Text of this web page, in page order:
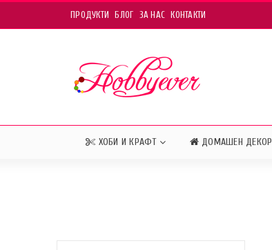
ПРОДУКТИ БЛОГ ЗА НАС КОНТАКТИ
ХОБИ И КРАФТ ДОМАШЕН ДЕКОР